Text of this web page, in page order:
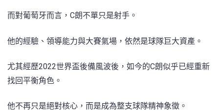
而對葡萄牙而言，C朗不單只是射手。
他的經驗、領導能力與大賽氣場，依然是球隊巨大資產。
尤其經歷2022世界盃後備風波後，如今的C朗似乎已經重新
找回平衡角色。
他不再只是絕對核心，而是成為整支球隊精神象徵。